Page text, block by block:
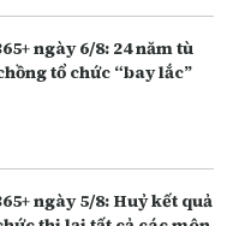
ngày 6/8: 24 năm tù
tổ chức “bay lắc”
ngày 5/8: Huỷ kết quả